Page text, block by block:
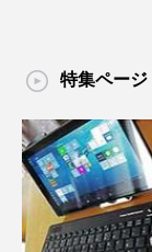
特集ページ